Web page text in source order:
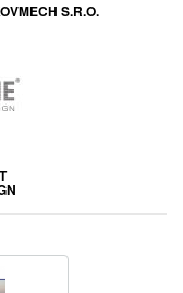
S.R.O.